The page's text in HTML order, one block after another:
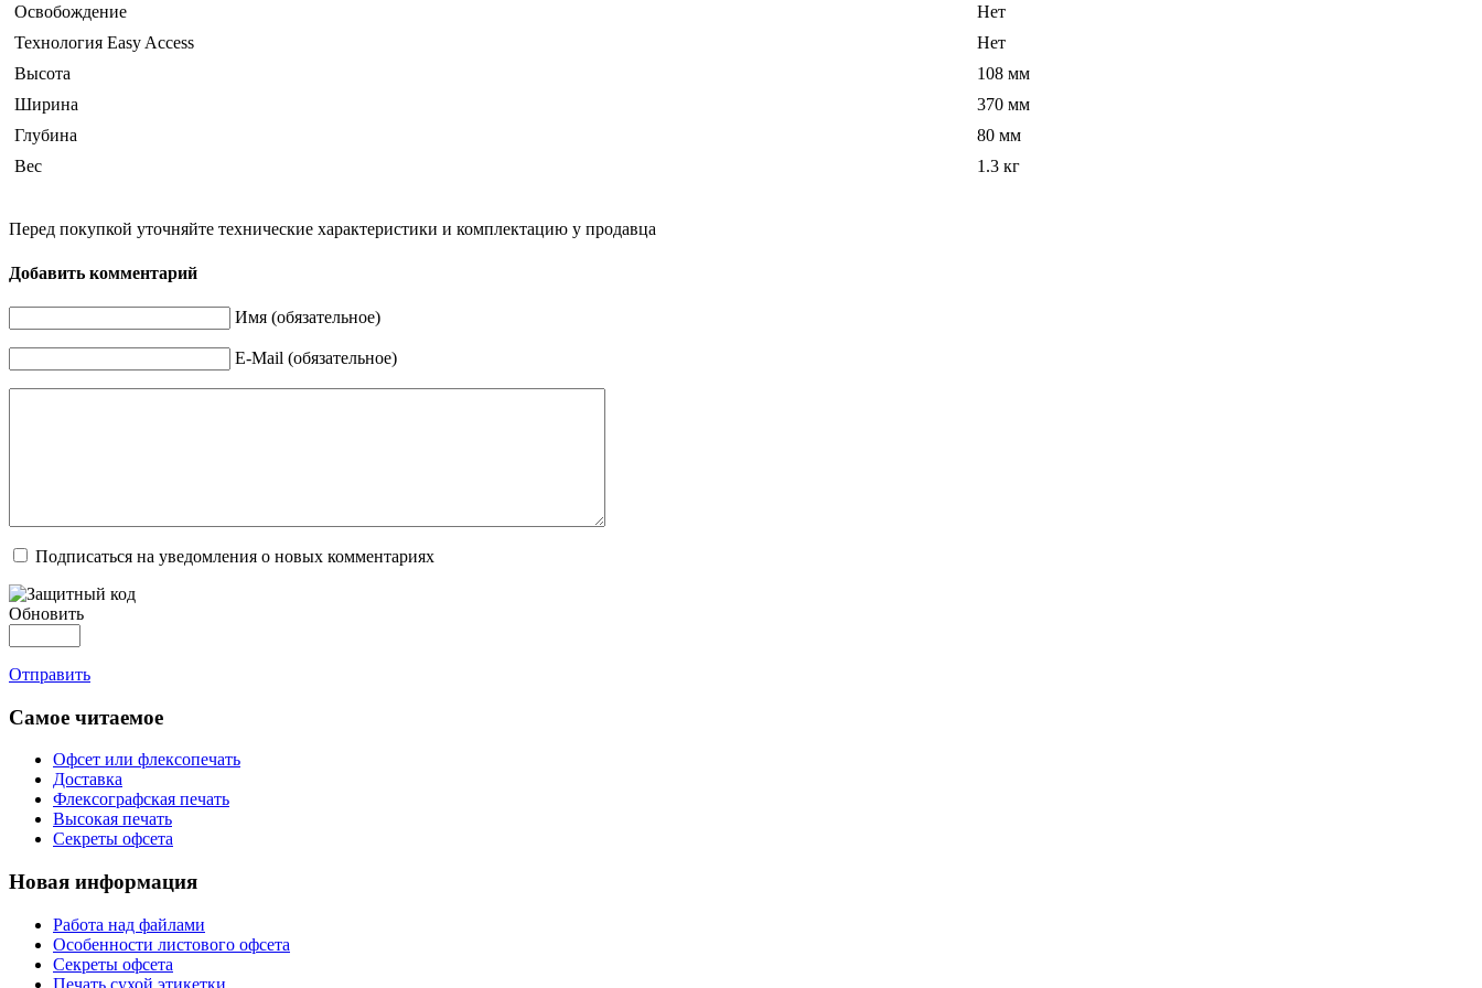
Освобождение
Нет
Технология Easy Access
Нет
Высота
108 мм
Ширина
370 мм
Глубина
80 мм
Вес
1.3 кг
Перед покупкой уточняйте технические характеристики и комплектацию у продавца
Добавить комментарий
Имя (обязательное)
E-Mail (обязательное)
Подписаться на уведомления о новых комментариях
Обновить
Отправить
Самое читаемое
Офсет или флексопечать
Доставка
Флексографская печать
Высокая печать
Секреты офсета
Новая информация
Работа над файлами
Особенности листового офсета
Секреты офсета
Печать сухой этикетки